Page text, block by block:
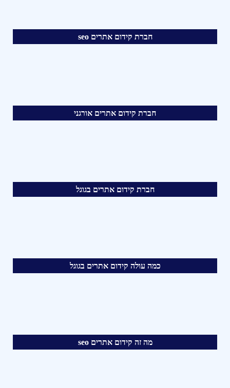
חברת קידום אתרים seo
חברת קידום אתרים אורגני
חברת קידום אתרים בגוגל
כמה עולה קידום אתרים בגוגל
מה זה קידום אתרים seo